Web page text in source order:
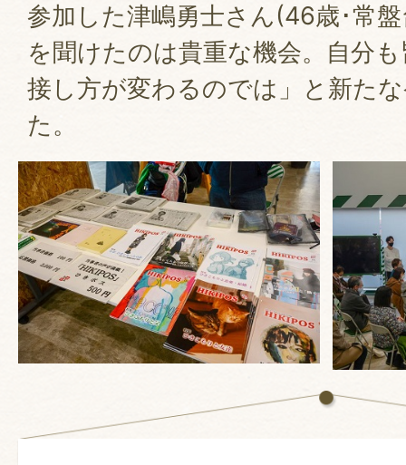
参加した津嶋勇士さん(46歳･常
を聞けたのは貴重な機会。自分
接し方が変わるのでは」と新た
た。